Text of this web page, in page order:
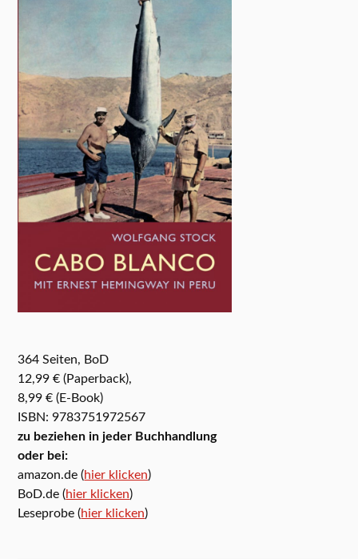
364 Seiten, BoD
12,99 € (Paperback),
8,99 € (E-Book)
ISBN: 9783751972567
zu beziehen in jeder Buchhandlung
oder bei:
amazon.de (hier klicken)
BoD.de (hier klicken)
Leseprobe (hier klicken)